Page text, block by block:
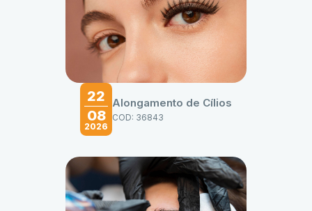
22
08
2026
Alongamento de Cílios
COD: 36843